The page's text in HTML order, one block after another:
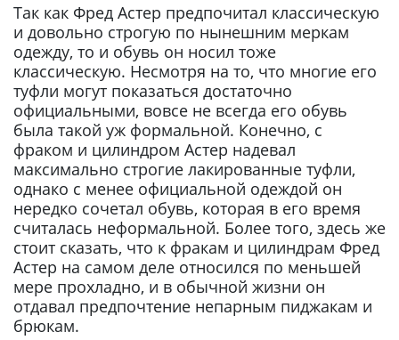
Так как Фред Астер предпочитал классическую
и довольно строгую по нынешним меркам
одежду, то и обувь он носил тоже
классическую. Несмотря на то, что многие его
туфли могут показаться достаточно
официальными, вовсе не всегда его обувь
была такой уж формальной. Конечно, с
фраком и цилиндром Астер надевал
максимально строгие лакированные туфли,
однако с менее официальной одеждой он
нередко сочетал обувь, которая в его время
считалась неформальной. Более того, здесь же
стоит сказать, что к фракам и цилиндрам Фред
Астер на самом деле относился по меньшей
мере прохладно, и в обычной жизни он
отдавал предпочтение непарным пиджакам и
брюкам.